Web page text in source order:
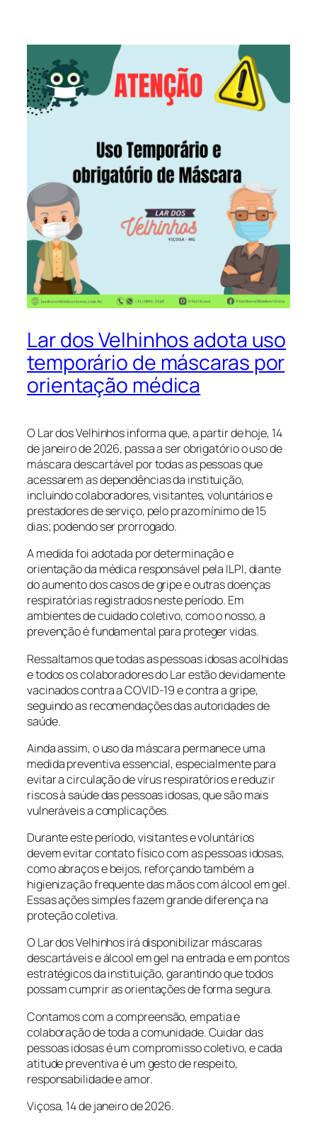
Lar dos Velhinhos adota uso
temporário de máscaras por
orientação médica
O Lar dos Velhinhos informa que, a partir de hoje, 14
de janeiro de 2026, passa a ser obrigatório o uso de
máscara descartável por todas as pessoas que
acessarem as dependências da instituição,
incluindo colaboradores, visitantes, voluntários e
prestadores de serviço, pelo prazo mínimo de 15
dias; podendo ser prorrogado.
A medida foi adotada por determinação e
orientação da médica responsável pela ILPI, diante
do aumento dos casos de gripe e outras doenças
respiratórias registrados neste período. Em
ambientes de cuidado coletivo, como o nosso, a
prevenção é fundamental para proteger vidas.
Ressaltamos que todas as pessoas idosas acolhidas
e todos os colaboradores do Lar estão devidamente
vacinados contra a COVID-19 e contra a gripe,
seguindo as recomendações das autoridades de
saúde.
Ainda assim, o uso da máscara permanece uma
medida preventiva essencial, especialmente para
evitar a circulação de vírus respiratórios e reduzir
riscos à saúde das pessoas idosas, que são mais
vulneráveis a complicações.
Durante este período, visitantes e voluntários
devem evitar contato físico com as pessoas idosas,
como abraços e beijos, reforçando também a
higienização frequente das mãos com álcool em gel.
Essas ações simples fazem grande diferença na
proteção coletiva.
O Lar dos Velhinhos irá disponibilizar máscaras
descartáveis e álcool em gel na entrada e em pontos
estratégicos da instituição, garantindo que todos
possam cumprir as orientações de forma segura.
Contamos com a compreensão, empatia e
colaboração de toda a comunidade. Cuidar das
pessoas idosas é um compromisso coletivo, e cada
atitude preventiva é um gesto de respeito,
responsabilidade e amor.
Viçosa, 14 de janeiro de 2026.